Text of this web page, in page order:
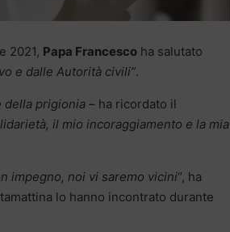
2021, Papa Francesco ha salutato
e dalle Autorità civili”.
della prigionia – ha ricordato il
il mio incoraggiamento e la mia
impegno, noi vi saremo vicini“, ha
lo hanno incontrato durante